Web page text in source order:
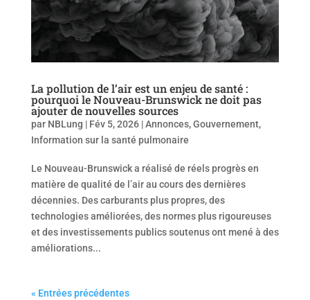
La pollution de l’air est un enjeu de santé :
pourquoi le Nouveau-Brunswick ne doit pas
ajouter de nouvelles sources
par NBLung | Fév 5, 2026|Annonces,Gouvernement,
Information sur la santé pulmonaire
Le Nouveau-Brunswick a réalisé de réels progrès en
matière de qualité de l’air au cours des dernières
décennies. Des carburants plus propres, des
technologies améliorées, des normes plus rigoureuses
et des investissements publics soutenus ont mené à des
améliorations...
« Entrées précédentes